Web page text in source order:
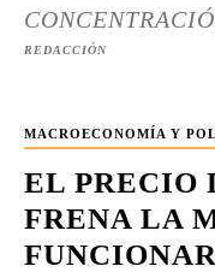
REDACCIÓN
MACROECONOMÍA Y
EL PRECIO
FRENA LA